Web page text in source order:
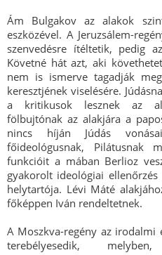
Ám Bulgakov az alakok
eszközével. A Jeruzsálem-
szenvedésre ítéltetik, pedig
Követné hát azt, aki
nem is ismerve tagadják
keresztjének viselésére.
a kritikusok lesznek az
fölbujtónak az alakjára a
nincs híján Júdás
főideológusnak, Pilátusnak
funkcióit a mában Berlioz
gyakorolt ideológiai
helytartója. Lévi Máté
főképpen Iván rendeltetnek.
A Moszkva-regény az irodalmi
terebélyesedik,